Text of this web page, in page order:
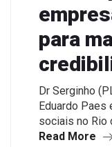
para
Dr Serginho
Eduardo Paes
sociais no Rio
Read More